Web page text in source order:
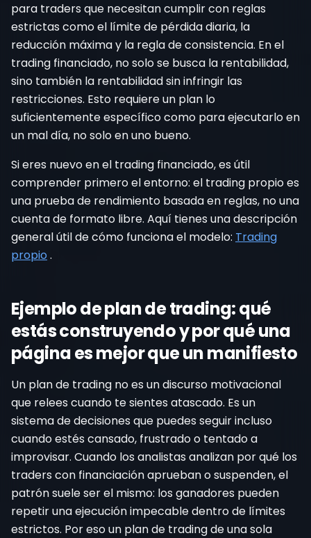
para traders que necesitan cumplir con reglas
estrictas como el límite de pérdida diaria, la
reducción máxima y la regla de consistencia. En el
trading financiado, no solo se busca la rentabilidad,
sino también la rentabilidad sin infringir las
restricciones. Esto requiere un plan lo
suficientemente específico como para ejecutarlo en
un mal día, no solo en uno bueno.
Si eres nuevo en el trading financiado, es útil
comprender primero el entorno: el trading propio es
una prueba de rendimiento basada en reglas, no una
cuenta de formato libre. Aquí tienes una descripción
general útil de cómo funciona el modelo: Trading
propio.
Ejemplo de plan de trading: qué
estás construyendo y por qué una
página es mejor que un manifiesto
Un plan de trading no es un discurso motivacional
que relees cuando te sientes atascado. Es un
sistema de decisiones que puedes seguir incluso
cuando estés cansado, frustrado o tentado a
improvisar. Cuando los analistas analizan por qué los
traders con financiación aprueban o suspenden, el
patrón suele ser el mismo: los ganadores pueden
repetir una ejecución impecable dentro de límites
estrictos. Por eso un plan de trading de una sola